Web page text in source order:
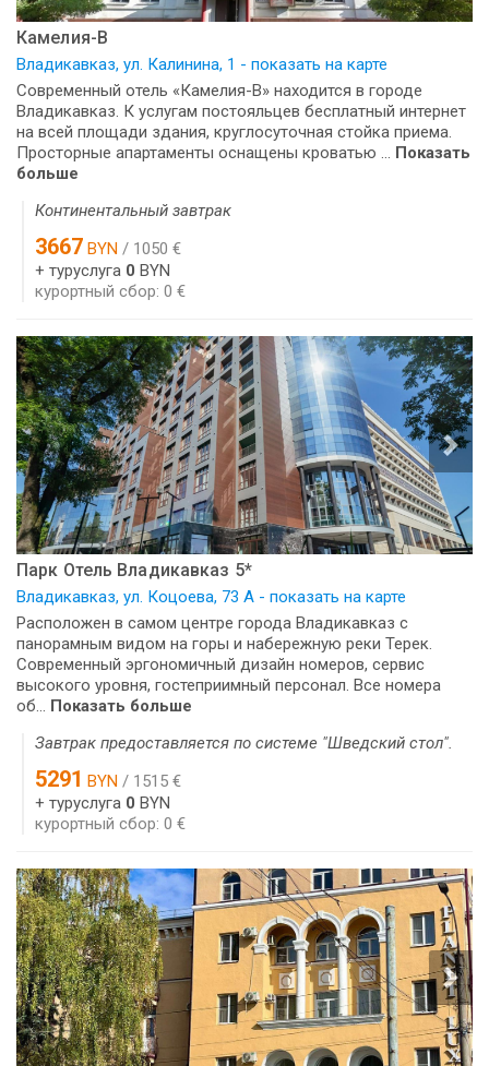
Камелия-В
Владикавказ, ул. Калинина, 1 - показать на карте
Современный отель «Камелия-В» находится в городе
Владикавказ. К услугам постояльцев бесплатный интернет
на всей площади здания, круглосуточная стойка приема.
Просторные апартаменты оснащены кроватью ... Показать
больше
Континентальный завтрак
3667 BYN / 1050 €
+ туруслуга 0 BYN
курортный сбор: 0 €
Парк Отель Владикавказ 5*
Владикавказ, ул. Коцоева, 73 А - показать на карте
Расположен в самом центре города Владикавказ с
панорамным видом на горы и набережную реки Терек.
Современный эргономичный дизайн номеров, сервис
высокого уровня, гостеприимный персонал. Все номера
об... Показать больше
Завтрак предоставляется по системе "Шведский стол".
5291 BYN / 1515 €
+ туруслуга 0 BYN
курортный сбор: 0 €